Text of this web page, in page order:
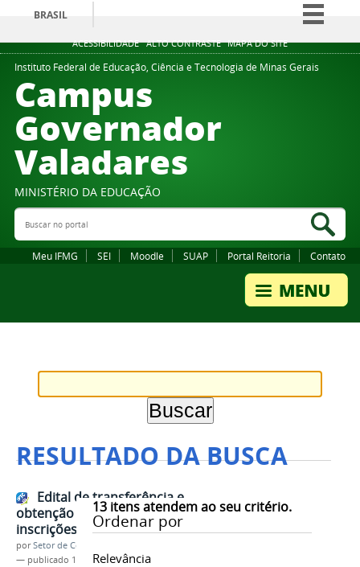
ACESSIBILIDADE ALTO CONTRASTE MAPA DO SITE
BRASIL
Simplifique!
Comunica BR
Instituto Federal de Educação, Ciência e Tecnologia de Minas Gerais
Campus
Governador
Valadares
MINISTÉRIO DA EDUCAÇÃO
Buscar no portal
Meu IFMG SEI Moodle SUAP Portal Reitoria Contato
RESULTADO DA BUSCA
13itens atendem ao seu critério.
Ordenar por
Relevância
Edital de transferência e
obtenção de novo título –
inscrições deferidas
porSetor de Comunicação
— publicado 18/10/2019—última modificação